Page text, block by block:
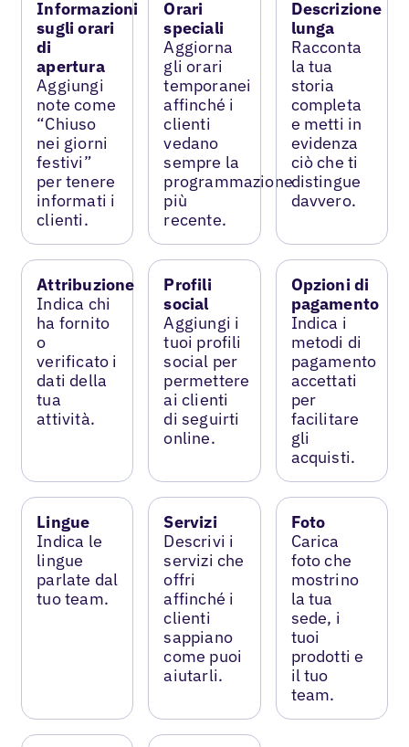
Informazioni
sugli orari
di
apertura
Aggiungi
note come
“Chiuso
nei giorni
festivi”
per tenere
informati i
clienti.
Orari
speciali
Aggiorna
gli orari
temporanei
affinché i
clienti
vedano
sempre la
programmazione
più
recente.
Descrizione
lunga
Racconta
la tua
storia
completa
e metti in
evidenza
ciò che ti
distingue
davvero.
Attribuzione
Indica chi
ha fornito
o
verificato i
dati della
tua
attività.
Profili
social
Aggiungi i
tuoi profili
social per
permettere
ai clienti
di seguirti
online.
Opzioni di
pagamento
Indica i
metodi di
pagamento
accettati
per
facilitare
gli
acquisti.
Lingue
Indica le
lingue
parlate dal
tuo team.
Servizi
Descrivi i
servizi che
offri
affinché i
clienti
sappiano
come puoi
aiutarli.
Foto
Carica
foto che
mostrino
la tua
sede, i
tuoi
prodotti e
il tuo
team.